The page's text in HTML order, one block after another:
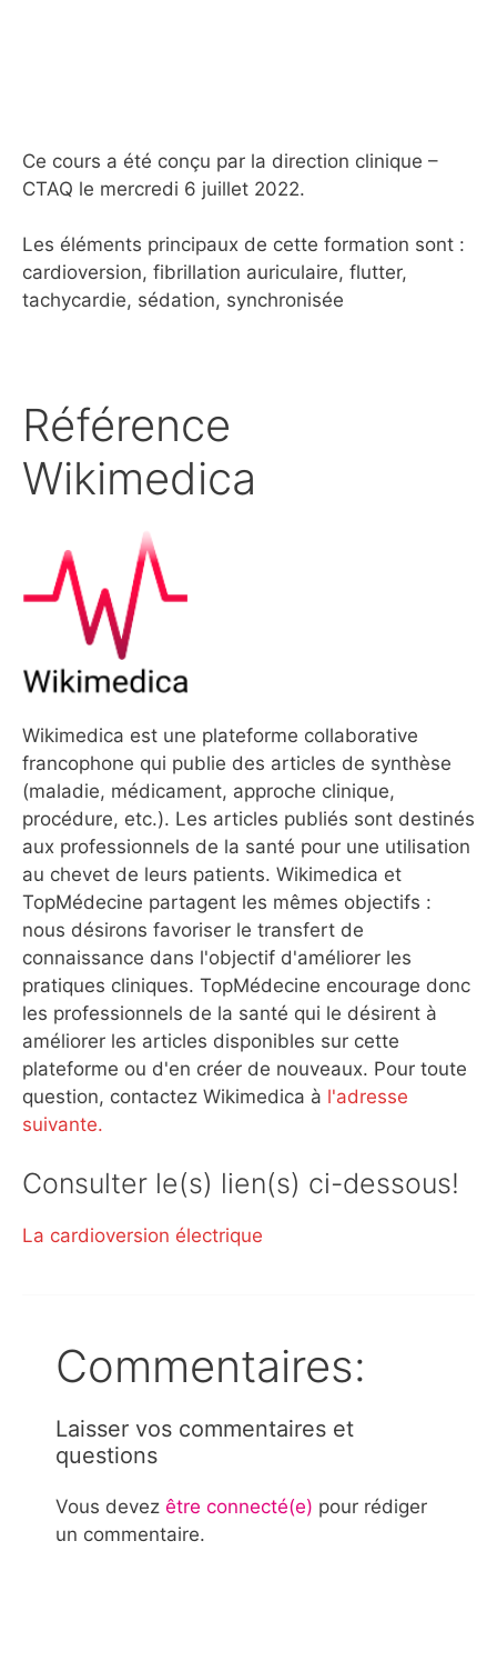
Ce cours a été conçu par la direction clinique –
CTAQ le mercredi 6 juillet 2022.
Les éléments principaux de cette formation sont :
cardioversion, fibrillation auriculaire, flutter,
tachycardie, sédation, synchronisée
Référence
Wikimedica
Wikimedica est une plateforme collaborative
francophone qui publie des articles de synthèse
(maladie, médicament, approche clinique,
procédure, etc.). Les articles publiés sont destinés
aux professionnels de la santé pour une utilisation
au chevet de leurs patients. Wikimedica et
TopMédecine partagent les mêmes objectifs :
nous désirons favoriser le transfert de
connaissance dans l'objectif d'améliorer les
pratiques cliniques. TopMédecine encourage donc
les professionnels de la santé qui le désirent à
améliorer les articles disponibles sur cette
plateforme ou d'en créer de nouveaux. Pour toute
question, contactez Wikimedica à l'adresse
suivante.
Consulter le(s) lien(s) ci-dessous!
La cardioversion électrique
Commentaires:
Laisser vos commentaires et
questions
Vous devez être connecté(e) pour rédiger
un commentaire.